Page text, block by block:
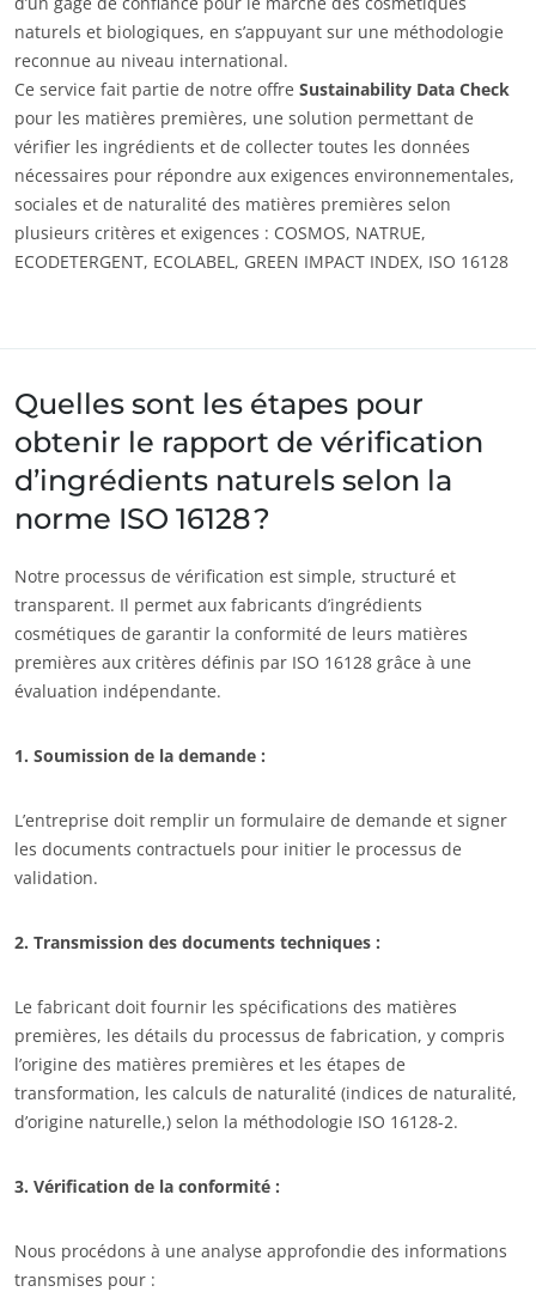
NOS SECTEURS D'ACTIVITÉ
Cosmétique
Textile
Matériaux durables
naturels et biologiques, en s’appuyant sur une méthodologie
reconnue au niveau international.
Ce service fait partie de notre offre Sustainability Data Check
pour les matières premières, une solution permettant de
vérifier les ingrédients et de collecter toutes les données
nécessaires pour répondre aux exigences environnementales,
sociales et de naturalité des matières premières selon
plusieurs critères et exigences : COSMOS, NATRUE,
ECODETERGENT, ECOLABEL, GREEN IMPACT INDEX, ISO 16128
Quelles sont les étapes pour
obtenir le rapport de vérification
d’ingrédients naturels selon la
norme ISO 16128 ?
Notre processus de vérification est simple, structuré et
transparent. Il permet aux fabricants d’ingrédients
cosmétiques de garantir la conformité de leurs matières
premières aux critères définis par ISO 16128 grâce à une
évaluation indépendante.
1. Soumission de la demande :
L’entreprise doit remplir un formulaire de demande et signer
les documents contractuels pour initier le processus de
validation.
2. Transmission des documents techniques :
Le fabricant doit fournir les spécifications des matières
premières, les détails du processus de fabrication, y compris
l’origine des matières premières et les étapes de
transformation, les calculs de naturalité (indices de naturalité,
d’origine naturelle,) selon la méthodologie ISO 16128-2.
3. Vérification de la conformité :
Nous procédons à une analyse approfondie des informations
transmises pour :